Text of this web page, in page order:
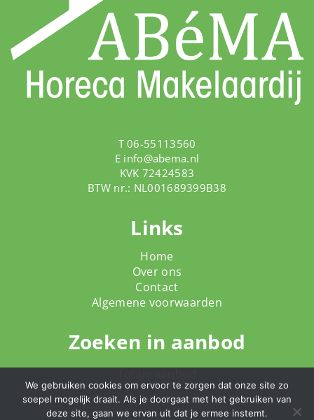
T 06-55113560
E info@abema.nl
KVK 72424583
BTW nr.: NL001689399B38
Links
Home
Over ons
Contact
Algemene voorwaarden
Zoeken in aanbod
We gebruiken cookies om ervoor te zorgen dat onze site zo
soepel mogelijk draait. Als je doorgaat met het gebruiken van
deze site, gaan we ervan uit dat je ermee instemt.